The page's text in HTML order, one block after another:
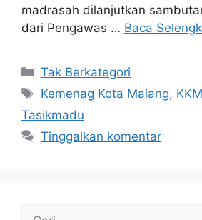
madrasah dilanjutkan
dari Pengawas … Baca
Tak Berkategori
Kemenag Kota Malang,
Tasikmadu
Tinggalkan komentar